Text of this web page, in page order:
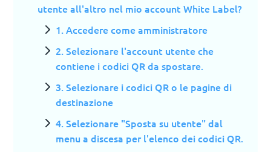
utente all'altro nel mio account White Label?
1. Accedere come amministratore
2. Selezionare l'account utente che
contiene i codici QR da spostare.
3. Selezionare i codici QR o le pagine di
destinazione
4. Selezionare "Sposta su utente" dal
menu a discesa per l'elenco dei codici QR.